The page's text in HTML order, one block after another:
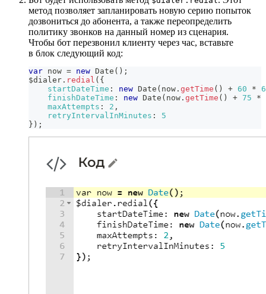
метод позволяет запланировать новую серию попыток
дозвониться до абонента, а также переопределить
политику звонков на данный номер из сценария.
Чтобы бот перезвонил клиенту через час, вставьте
в блок следующий код:
var now = new Date ( ) ;
$dialer . redial ( {
startDateTime : new Date ( now . getTime ( ) + 60 *
finishDateTime : new Date ( now . getTime ( ) + 75
*
maxAttempts : 2 ,
retryIntervalInMinutes :
5
} ) ;